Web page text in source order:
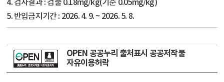
4. 검사결과 : 검출 0.18mg/kg(기준 0.05mg/kg)
5. 반입금지기간 : 2026. 4. 9. ~ 2026. 5. 8.
OPEN 공공누리 출처표시 공공저작물
자유이용허락